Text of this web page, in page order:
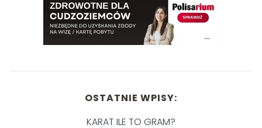
OSTATNIE WPISY:
KARAT ILE TO GRAM?